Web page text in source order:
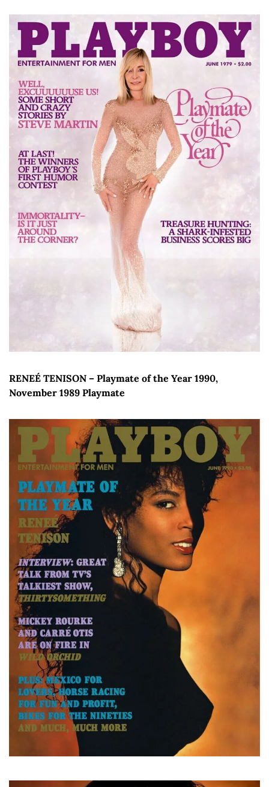
RENEÉ TENISON – Playmate of the Year 1990,
November 1989 Playmate